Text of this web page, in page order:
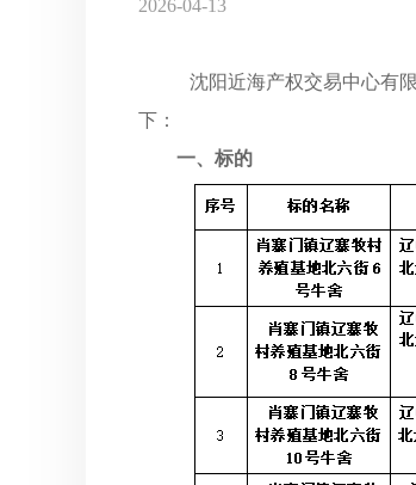
2026-04-13
沈阳近海产权交易中心有
下：
一、标的